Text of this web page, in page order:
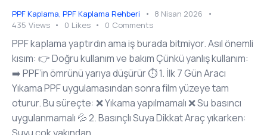
PPF Kaplama, PPF Kaplama Rehberi
8 Nisan 2026
435 Views 0 Likes 0 Comments
PPF kaplama yaptırdın ama iş burada bitmiyor. Asıl önemli
kısım: 👉 Doğru kullanım ve bakım Çünkü yanlış kullanım:
➡️ PPF’in ömrünü yarıya düşürür ⏱️ 1. İlk 7 Gün Aracı
Yıkama PPF uygulamasından sonra film yüzeye tam
oturur. Bu süreçte: ❌ Yıkama yapılmamalı ❌ Su basıncı
uygulanmamalı 💦 2. Basınçlı Suya Dikkat Araç yıkarken: